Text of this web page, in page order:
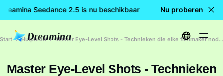
Seedance 2.5 is nu beschikbaar 🎉 Nieuw model
Nu proberen
Start Hulpbron Master Eye-Level Shots - Technieken die elke filmmaker nodig heeft
Master Eye-Level Shots - Technieken